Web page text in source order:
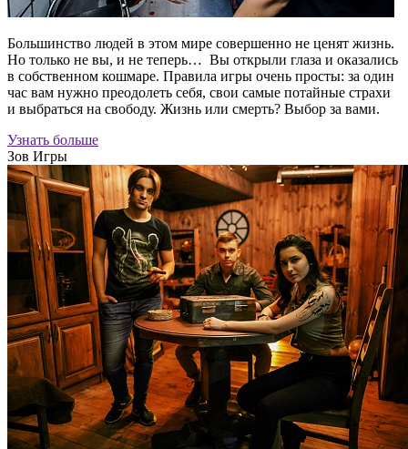
Большинство людей в этом мире совершенно не ценят жизнь.
Но только не вы, и не теперь… Вы открыли глаза и оказались
в собственном кошмаре. Правила игры очень просты: за один
час вам нужно преодолеть себя, свои самые потайные страхи
и выбраться на свободу. Жизнь или смерть? Выбор за вами.
Узнать больше
Зов Игры